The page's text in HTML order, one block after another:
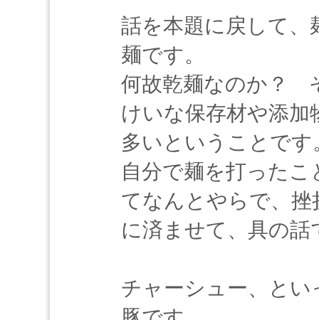
話を本題に戻して
麺です。
何故乾麺なのか？
けいな保存材や添
多いということです
自分で麺を打った
てなんとやらで、
に済ませて、具の
チャーシュー、と